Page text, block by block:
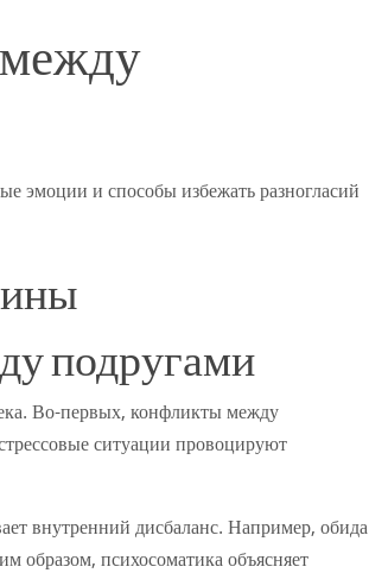
эмоции и способы избежать разногласий
подругами
Во-первых, конфликты между
ситуации провоцируют
внутренний дисбаланс. Например, обида
образом, психосоматика объясняет